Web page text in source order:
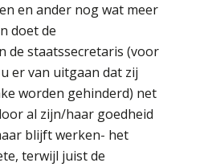
en ander nog wat meer
doet de
de staatssecretaris (voor
er van uitgaan dat zij
worden gehinderd) net
al zijn/haar goedheid
blijft werken- het
terwijl juist de
ICT & AI | De accountant als
rekenwonder
Dashboard voor
administratiekantoren: al je klanten in
één overzicht
De vijf grootste uitdagingen in
capaciteitsplanning